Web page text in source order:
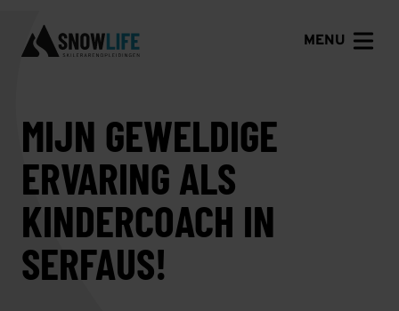
MENU
MIJN GEWELDIGE
ERVARING ALS
KINDERCOACH IN
SERFAUS!